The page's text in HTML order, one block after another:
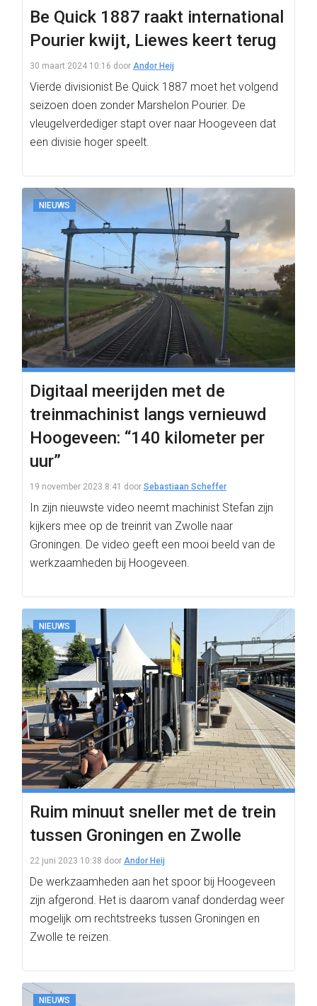
Be Quick 1887 raakt international
Pourier kwijt, Liewes keert terug
30 maart 2024 10:16 door Andor Heij
Vierde divisionist Be Quick 1887 moet het volgend
seizoen doen zonder Marshelon Pourier. De
vleugelverdediger stapt over naar Hoogeveen dat
een divisie hoger speelt.
NIEUWS
Digitaal meerijden met de
treinmachinist langs vernieuwd
Hoogeveen: “140 kilometer per
uur”
19 november 2023 8:41 door Sebastiaan Scheffer
In zijn nieuwste video neemt machinist Stefan zijn
kijkers mee op de treinrit van Zwolle naar
Groningen. De video geeft een mooi beeld van de
werkzaamheden bij Hoogeveen.
NIEUWS
Ruim minuut sneller met de trein
tussen Groningen en Zwolle
22 juni 2023 10:38 door Andor Heij
De werkzaamheden aan het spoor bij Hoogeveen
zijn afgerond. Het is daarom vanaf donderdag weer
mogelijk om rechtstreeks tussen Groningen en
Zwolle te reizen.
NIEUWS